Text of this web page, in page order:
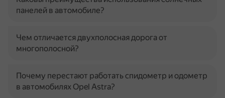
панелей в автомобиле?
Чем отличается двухполосная дорога от
многополосной?
Почему перестают работать спидометр и одометр
в автомобилях Opel Astra?